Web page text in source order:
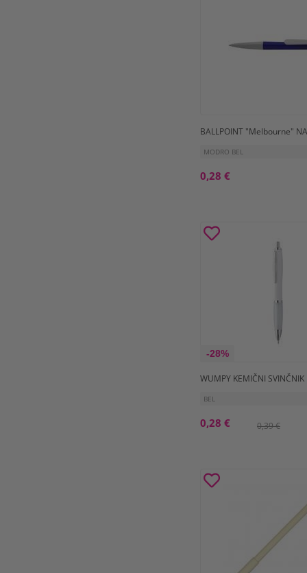
BALLPOINT "Melbourne"
MODRO BEL
0,28 €
-28%
WUMPY KEMIČNI SVINČNIK
BEL
0,39 €
0,28 €